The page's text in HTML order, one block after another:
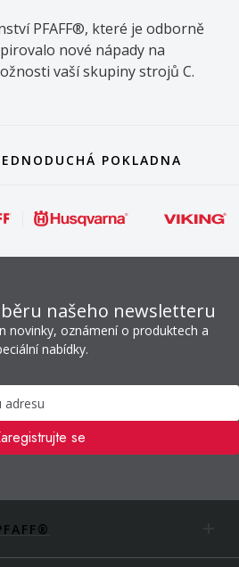
PFAFF®, které je odborně
nové nápady na
vaší skupiny strojů C.
POKLADNA
našeho newsletteru
novinky, oznámení o produktech a
nabídky.
se